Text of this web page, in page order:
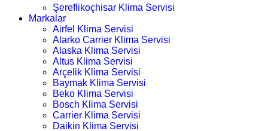
Şereflikoçhisar Klima Servisi
Markalar
Airfel Klima Servisi
Alarko Carrier Klima Servisi
Alaska Klima Servisi
Altus Klima Servisi
Arçelik Klima Servisi
Baymak Klima Servisi
Beko Klima Servisi
Bosch Klima Servisi
Carrier Klima Servisi
Daikin Klima Servisi